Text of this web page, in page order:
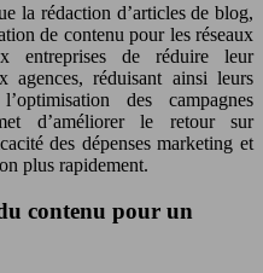
la rédaction d’articles de blog,
de contenu pour les réseaux
entreprises de réduire leur
agences, réduisant ainsi leurs
des campagnes
d’améliorer le retour sur
des dépenses marketing et
plus rapidement.
contenu pour un